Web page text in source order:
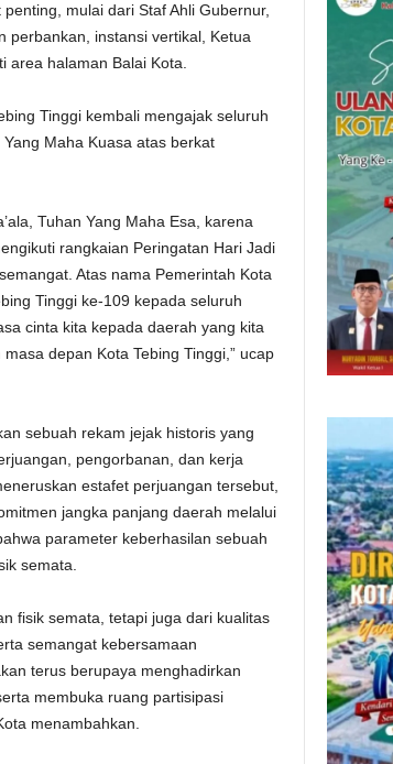
mulai dari Staf Ahli Gubernur,
perbankan, instansi vertikal, Ketua
area halaman Balai Kota.
Tinggi kembali mengajak seluruh
Maha Kuasa atas berkat
Tuhan Yang Maha Esa, karena
rangkaian Peringatan Hari Jadi
Atas nama Pemerintah Kota
Tinggi ke-109 kepada seluruh
cinta kita kepada daerah yang kita
depan Kota Tebing Tinggi,” ucap
sebuah rekam jejak historis yang
pengorbanan, dan kerja
estafet perjuangan tersebut,
jangka panjang daerah melalui
parameter keberhasilan sebuah
semata.
fisik semata, tetapi juga dari kualitas
semangat kebersamaan
terus berupaya menghadirkan
membuka ruang partisipasi
menambahkan.